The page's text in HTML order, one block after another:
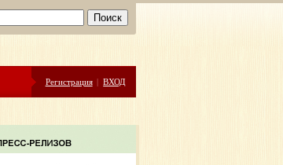
Регистрация | ВХОД